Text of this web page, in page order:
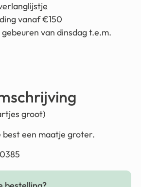
vanaf €150
van dinsdag t.e.m.
groot)
best een maatje groter.